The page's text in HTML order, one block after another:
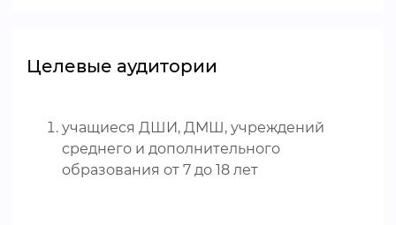
Целевые аудитории
учащиеся ДШИ, ДМШ, учреждений
среднего и дополнительного
образования от 7 до 18 лет